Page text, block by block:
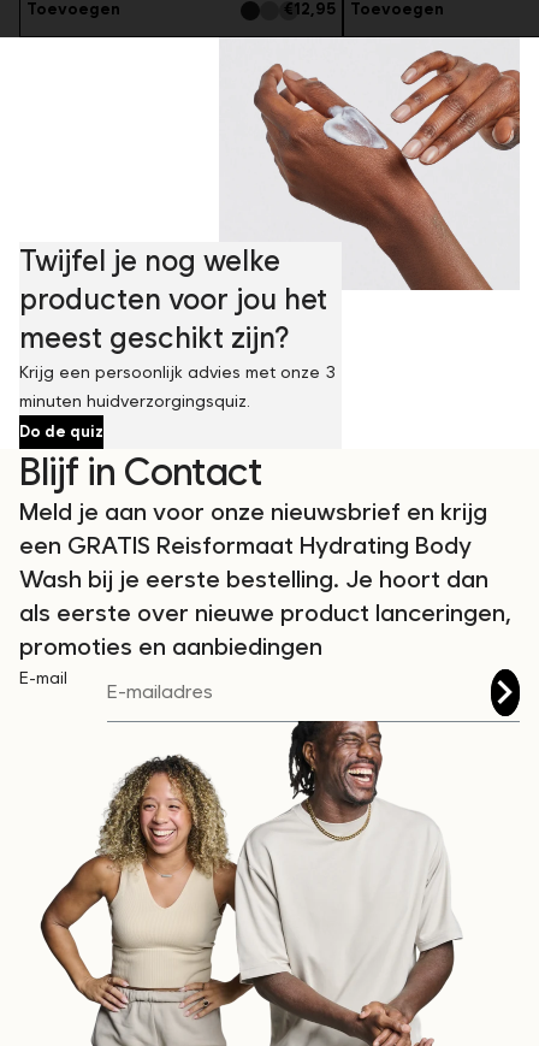
Toevoegen €12,95 Toevoegen
Twijfel je nog welke
producten voor jou het
meest geschikt zijn?
Krijg een persoonlijk advies met onze 3
minuten huidverzorgingsquiz.
Do de quiz
Blijf in Contact
Meld je aan voor onze nieuwsbrief en krijg
een GRATIS Reisformaat Hydrating Body
Wash bij je eerste bestelling. Je hoort dan
als eerste over nieuwe product lanceringen,
promoties en aanbiedingen
E-mail